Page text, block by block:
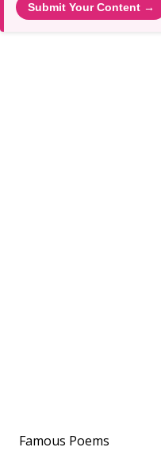
Submit Your Content →
Famous Poems